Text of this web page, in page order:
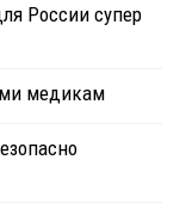
России супер
медикам